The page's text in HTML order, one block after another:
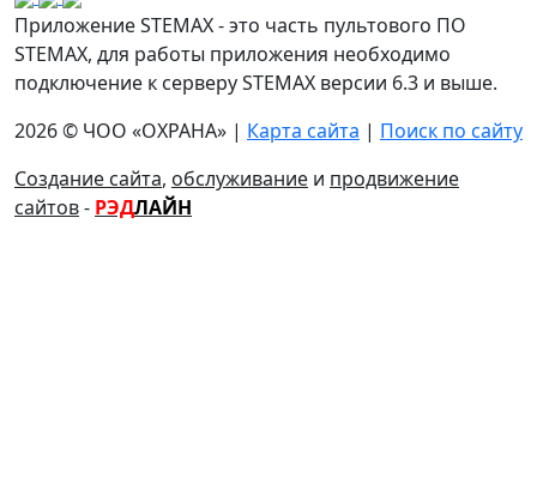
Приложение STEMAX - это часть пультового ПО
STEMAX, для работы приложения необходимо
подключение к серверу STEMAX версии 6.3 и выше.
2026 © ЧОО «ОХРАНА» | Карта сайта | Поиск по сайту
Создание сайта, обслуживание и продвижение
сайтов- РЭДЛАЙН